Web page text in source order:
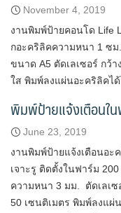
November 4, 2019
งานพิมพ์ป้ายคอนโด Life
กอะคริลิคความหนา 1 ซม
ขนาด A5 ตัดเลเซอร์ กว้
ใส พิมพ์ลงแผ่นอะคริลิคไ
พิมพ์ป้ายแจ้งเตือนใ
June 23, 2019
งานพิมพ์ป้ายแจ้งเตือนอะ
เจาะรู ติดตั้งในฟาร์ม
ความหนา 3 มม. ตัดเลเซ
50 เซนติเมตร พิมพ์ลงแผ่